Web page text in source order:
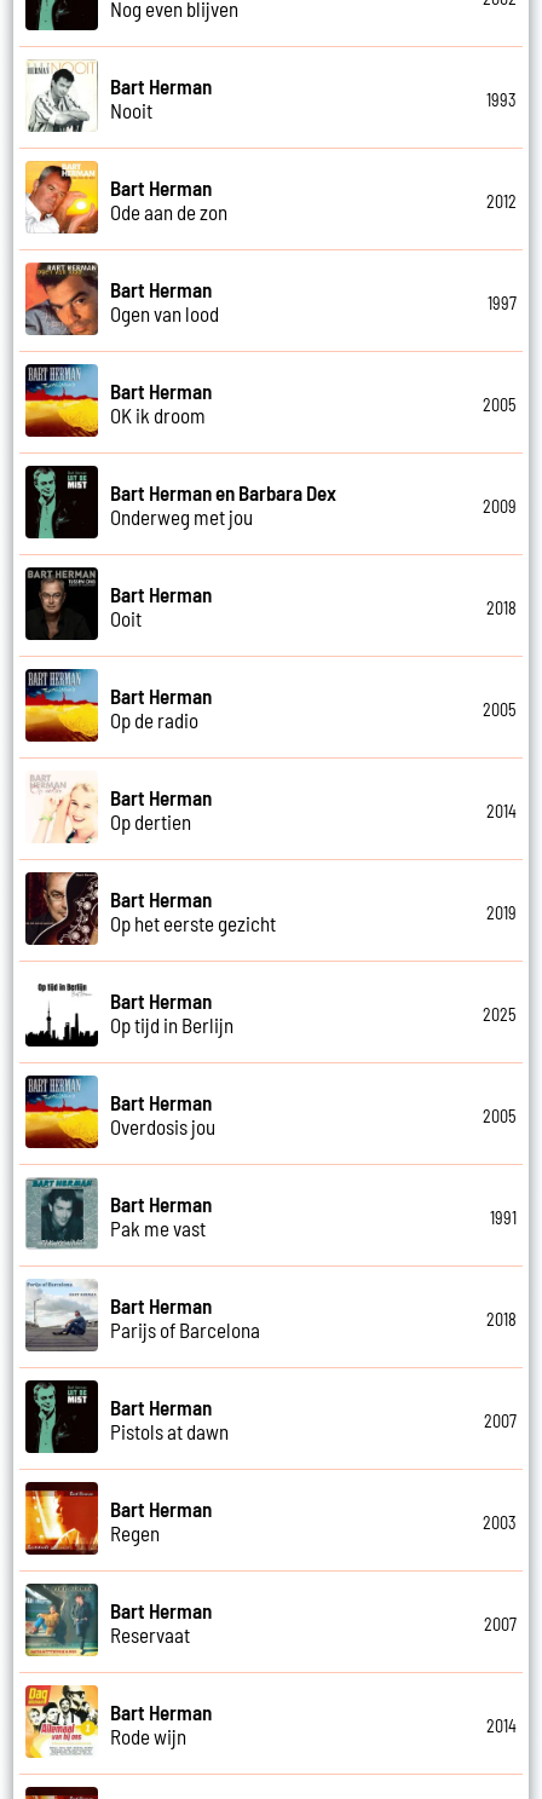
Nog even blijven
Bart Herman
Nooit
1993
Bart Herman
Ode aan de zon
2012
Bart Herman
Ogen van lood
1997
Bart Herman
OK ik droom
2005
Bart Herman en Barbara Dex
Onderweg met jou
2009
Bart Herman
Ooit
2018
Bart Herman
Op de radio
2005
Bart Herman
Op dertien
2014
Bart Herman
Op het eerste gezicht
2019
Bart Herman
Op tijd in Berlijn
2025
Bart Herman
Overdosis jou
2005
Bart Herman
Pak me vast
1991
Bart Herman
Parijs of Barcelona
2018
Bart Herman
Pistols at dawn
2007
Bart Herman
Regen
2003
Bart Herman
Reservaat
2007
Bart Herman
Rode wijn
2014